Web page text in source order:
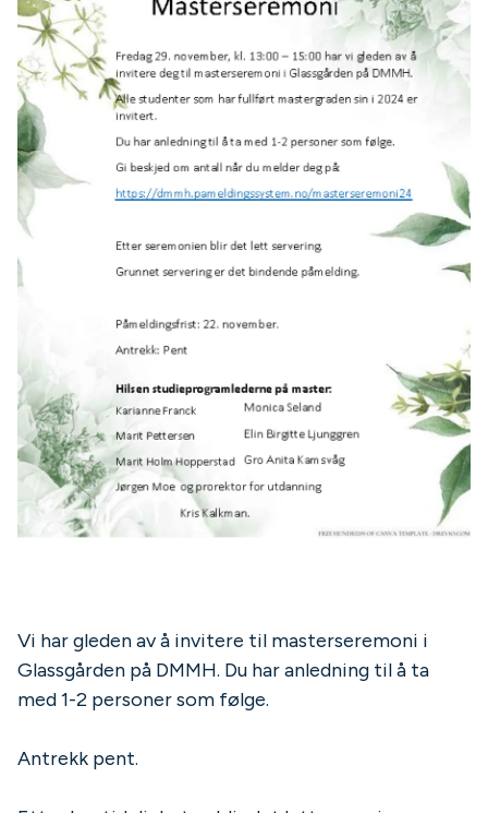
Vi har gleden av å invitere til masterseremoni i
Glassgården på DMMH. Du har anledning til å ta
med 1-2 personer som følge.
Antrekk pent.